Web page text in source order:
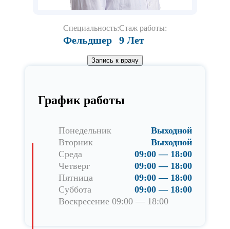
Специальность:
Фельдшер
Стаж работы:
9 Лет
Запись к врачу
График работы
Понедельник
Выходной
Вторник
Выходной
Среда
09:00 — 18:00
Четверг
09:00 — 18:00
Пятница
09:00 — 18:00
Суббота
09:00 — 18:00
Воскресение 09:00 — 18:00